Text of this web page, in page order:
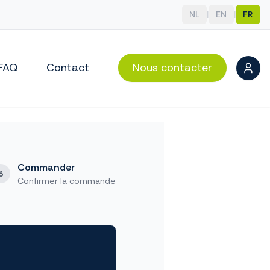
NL | EN | FR
Contact Nous contacter
Commander
Confirmer la commande